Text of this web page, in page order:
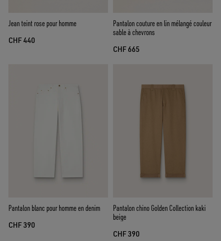
Jean teint rose pour homme
CHF 440
Pantalon couture en lin mélangé couleur
sable à chevrons
CHF 665
Pantalon blanc pour homme en denim
CHF 390
Pantalon chino Golden Collection kaki
beige
CHF 390